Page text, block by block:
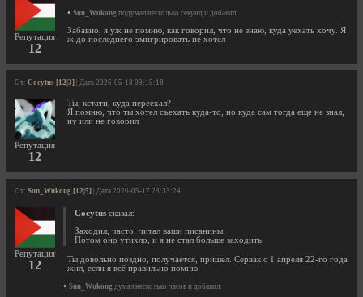
Репутация
12
• Sun_Wukong подумал несколько секунд и добавил:
Забавно, я уж не помню, как говорил, что не знаю, куда уехать хочу. Я
ж до последнего эмигрировать не хотел
От: Cocytus [12|3] | Дата 2026-05-18 09:15:18
Репутация
12
Ты, кстати, куда переехал?
Я помню, что ты хотел съехать куда-то, но куда сам тогда еще не знал,
ну или не говорил
От: Sun_Wukong [12|5] | Дата 2026-05-17 23:33:24
Репутация
12
Cocytus сказал:
Заходил, часто, читал ваши писанины
Потом оно утихло, и я не стал больше заходить
Ты довольно поздно, получается, пришёл. Сервак с 1 апреля 22-го года
жил, если я всё правильно помню
• Sun_Wukong думал несколько часов и добавил: